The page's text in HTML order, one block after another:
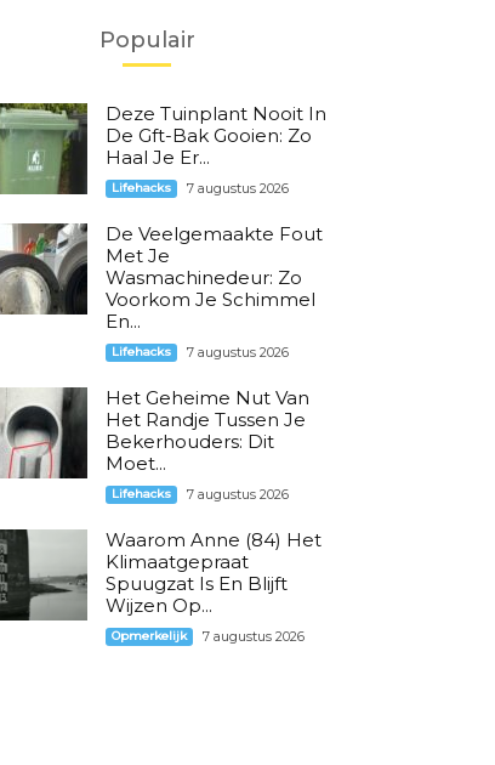
Populair
Deze Tuinplant Nooit In
De Gft-Bak Gooien: Zo
Haal Je Er...
Lifehacks 7 augustus 2026
De Veelgemaakte Fout
Met Je
Wasmachinedeur: Zo
Voorkom Je Schimmel
En...
Lifehacks 7 augustus 2026
Het Geheime Nut Van
Het Randje Tussen Je
Bekerhouders: Dit
Moet...
Lifehacks 7 augustus 2026
Waarom Anne (84) Het
Klimaatgepraat
Spuugzat Is En Blijft
Wijzen Op...
Opmerkelijk 7 augustus 2026